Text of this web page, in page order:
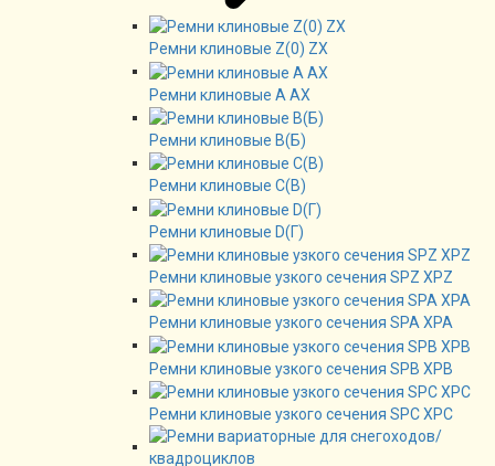
Ремни клиновые Z(0) ZX
Ремни клиновые А AX
Ремни клиновые В(Б)
Ремни клиновые C(B)
Ремни клиновые D(Г)
Ремни клиновые узкого сечения SPZ XPZ
Ремни клиновые узкого сечения SPA XPA
Ремни клиновые узкого сечения SPB XPB
Ремни клиновые узкого сечения SPC XPC